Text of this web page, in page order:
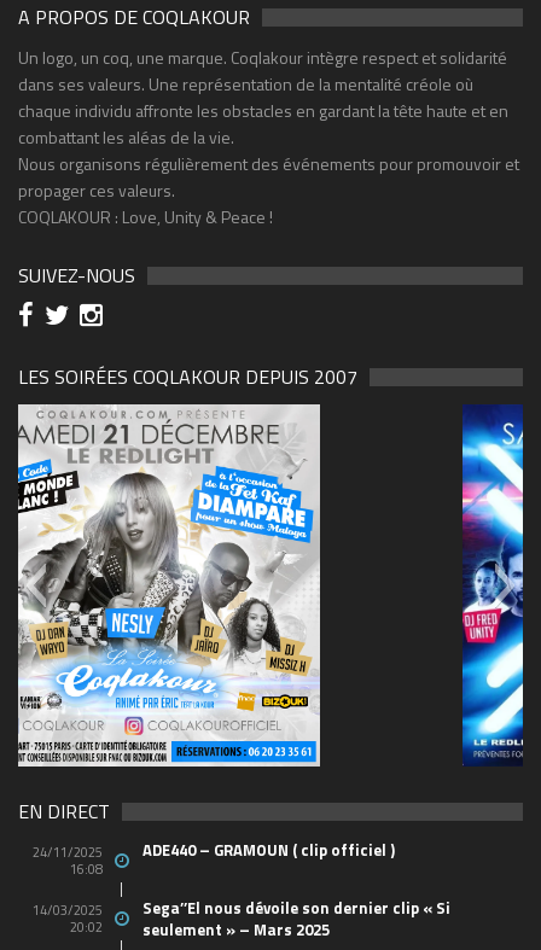
A PROPOS DE COQLAKOUR
Un logo, un coq, une marque. Coqlakour intègre respect et solidarité
dans ses valeurs. Une représentation de la mentalité créole où
chaque individu affronte les obstacles en gardant la tête haute et en
combattant les aléas de la vie.
Nous organisons régulièrement des événements pour promouvoir et
propager ces valeurs.
COQLAKOUR : Love, Unity & Peace !
SUIVEZ-NOUS
LES SOIRÉES COQLAKOUR DEPUIS 2007
(1)
EN DIRECT
24/11/2025
16:08
ADE440 – GRAMOUN ( clip officiel )
14/03/2025
20:02
Sega’’El nous dévoile son dernier clip « Si
seulement » – Mars 2025